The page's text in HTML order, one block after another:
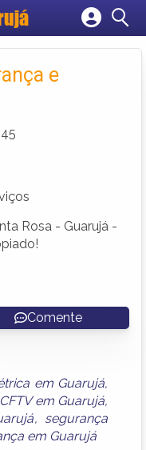
empresa
e
Rosa - Guarujá -
Comente
em Guarujá,
CFTV em Guarujá,
, segurança
em Guarujá